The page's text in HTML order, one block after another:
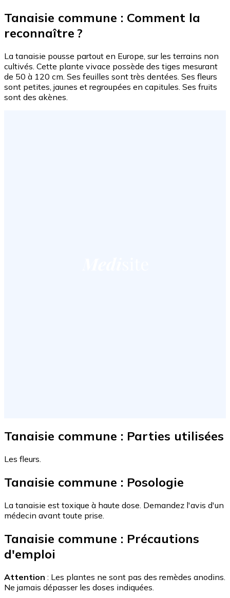
Tanaisie commune : Comment la
reconnaître ?
La tanaisie pousse partout en Europe, sur les terrains non
cultivés. Cette plante vivace possède des tiges mesurant
de 50 à 120 cm. Ses feuilles sont très dentées. Ses fleurs
sont petites, jaunes et regroupées en capitules. Ses fruits
sont des akènes.
Tanaisie commune : Parties utilisées
Les fleurs.
Tanaisie commune : Posologie
La tanaisie est toxique à haute dose. Demandez l'avis d'un
médecin avant toute prise.
Tanaisie commune : Précautions
d'emploi
Attention : Les plantes ne sont pas des remèdes anodins.
Ne jamais dépasser les doses indiquées.